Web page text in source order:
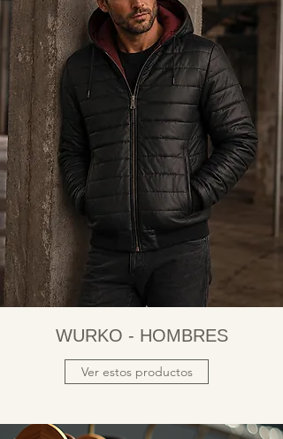
WURKO - HOMBRES
Ver estos productos